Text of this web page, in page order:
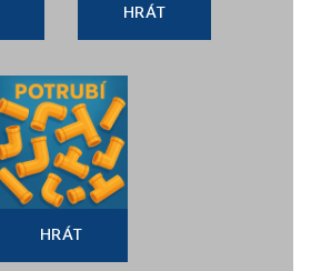
HRÁT
HRÁT